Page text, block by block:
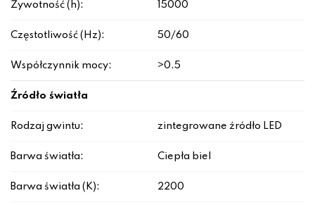
Żywotność (h): 15000
Częstotliwość (Hz): 50/60
Współczynnik mocy: >0.5
Źródło światła
Rodzaj gwintu: zintegrowane źródło LED
Barwa światła: Ciepła biel
Barwa światła (K): 2200